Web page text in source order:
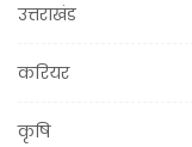
उत्तराखंड
करियर
कृषि